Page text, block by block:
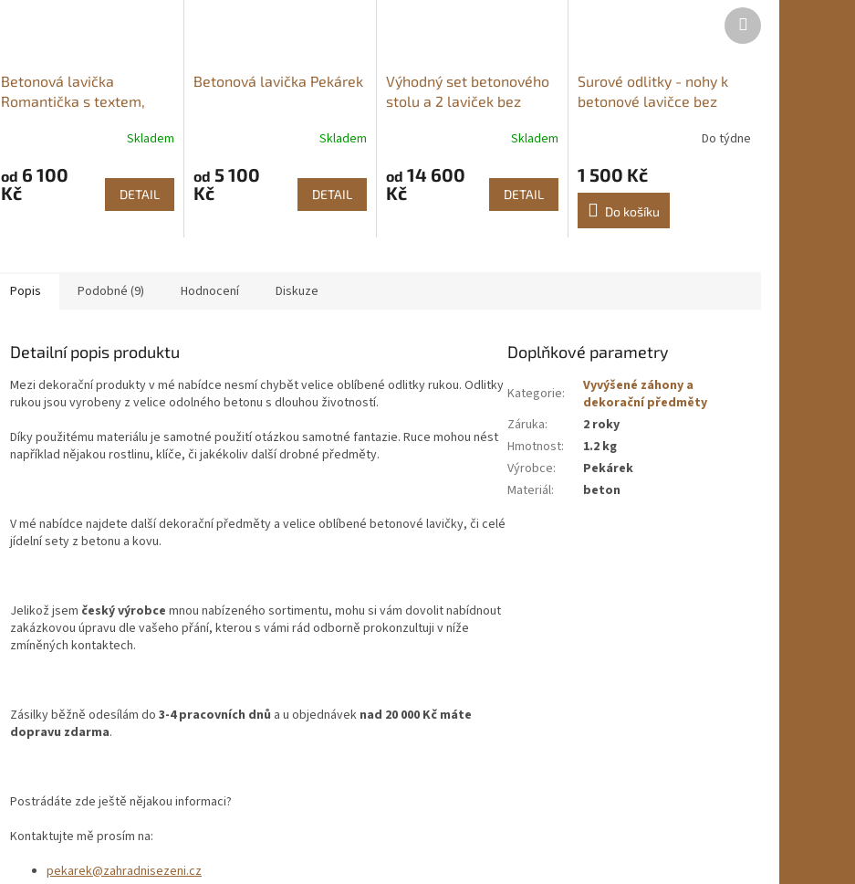
Betonová lavička
Romantička s textem,
produktu
je
Skladem
od 6 100
Kč
DETAIL
Betonová lavička Pekárek
produktu
je
Skladem
od 5 100
Kč
DETAIL
Výhodný set betonového
stolu a 2 laviček bez
produktu
je
Skladem
od 14 600
Kč
DETAIL
Surové odlitky - nohy k
betonové lavičce bez
produktu
je
5,0
z
Do týdne
1 500 Kč
Do košíku
Další
produkt
Popis Podobné (9) Hodnocení Diskuze
Detailní popis produktu
Mezi dekorační produkty v mé nabídce nesmí chybět velice oblíbené odlitky rukou. Odlitky
rukou jsou vyrobeny z velice odolného betonu s dlouhou životností.
Díky použitému materiálu je samotné použití otázkou samotné fantazie. Ruce mohou nést
například nějakou rostlinu, klíče, či jakékoliv další drobné předměty.
V mé nabídce najdete další dekorační předměty a velice oblíbené betonové lavičky, či celé
jídelní sety z betonu a kovu.
Jelikož jsem český výrobce mnou nabízeného sortimentu, mohu si vám dovolit nabídnout
zakázkovou úpravu dle vašeho přání, kterou s vámi rád odborně prokonzultuji v níže
zmíněných kontaktech.
Zásilky běžně odesílám do 3-4 pracovních dnů a u objednávek nad 20 000 Kč máte
dopravu zdarma.
Postrádáte zde ještě nějakou informaci?
Kontaktujte mě prosím na:
pekarek@zahradnisezeni.cz
Doplňkové parametry
Kategorie:
Vyvýšené záhony a
dekorační předměty
Záruka:
2 roky
Hmotnost:
1.2 kg
Výrobce:
Pekárek
Materiál: beton